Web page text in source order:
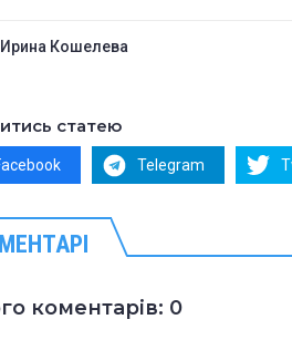
Ирина Кошелева
статею
Telegram
коментарів: 0